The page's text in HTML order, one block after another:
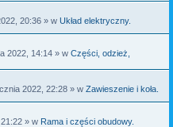
20:36 » w Układ elektryczny.
2022, 14:14 » w Części, odzież,
2022, 22:28 » w Zawieszenie i koła.
» w Rama i części obudowy.